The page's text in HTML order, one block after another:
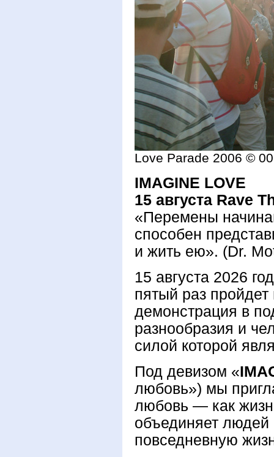
Love Parade 2006 ©
IMAGINE LOVE
15 августа Rave
«Перемены
способен
и жить ею». (Dr.
15 августа 2026
пятый раз
демонстрация в
разнообразия и
силой которой
Под девизом «
любовь») мы
любовь — как
объединяет
повседневную